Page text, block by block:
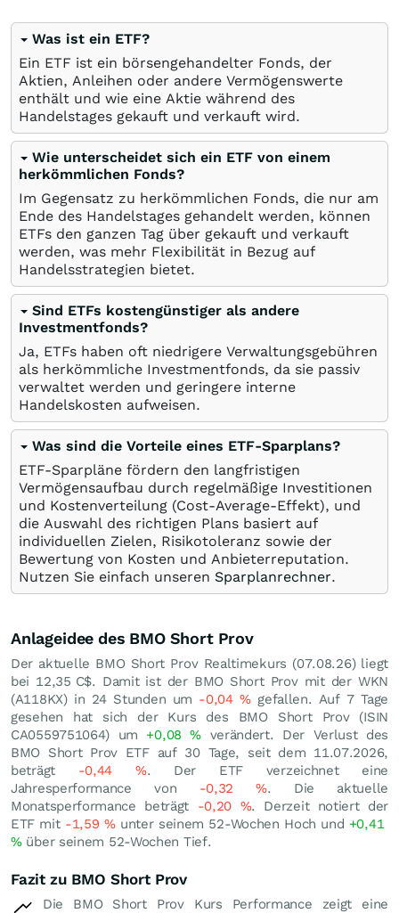
Was ist ein ETF?
Ein ETF ist ein börsengehandelter Fonds, der
Aktien, Anleihen oder andere Vermögenswerte
enthält und wie eine Aktie während des
Handelstages gekauft und verkauft wird.
Wie unterscheidet sich ein ETF von einem
herkömmlichen Fonds?
Im Gegensatz zu herkömmlichen Fonds, die nur am
Ende des Handelstages gehandelt werden, können
ETFs den ganzen Tag über gekauft und verkauft
werden, was mehr Flexibilität in Bezug auf
Handelsstrategien bietet.
Sind ETFs kostengünstiger als andere
Investmentfonds?
Ja, ETFs haben oft niedrigere Verwaltungsgebühren
als herkömmliche Investmentfonds, da sie passiv
verwaltet werden und geringere interne
Handelskosten aufweisen.
Was sind die Vorteile eines ETF-Sparplans?
ETF-Sparpläne fördern den langfristigen
Vermögensaufbau durch regelmäßige Investitionen
und Kostenverteilung (Cost-Average-Effekt), und
die Auswahl des richtigen Plans basiert auf
individuellen Zielen, Risikotoleranz sowie der
Bewertung von Kosten und Anbieterreputation.
Nutzen Sie einfach unseren Sparplanrechner.
Anlageidee des BMO Short Prov
Der aktuelle BMO Short Prov Realtimekurs (07.08.26) liegt
bei 12,35 C$. Damit ist der BMO Short Prov mit der WKN
(A118KX) in 24 Stunden um -0,04%gefallen. Auf 7 Tage
gesehen hat sich der Kurs des BMO Short Prov (ISIN
CA0559751064) um +0,08% verändert. Der Verlust des
BMO Short Prov ETF auf 30 Tage, seit dem 11.07.2026,
beträgt -0,44 %. Der ETF verzeichnet eine
Jahresperformance von -0,32%. Die aktuelle
Monatsperformance beträgt -0,20 %. Derzeit notiert der
ETF mit -1,59 %unter seinem 52-Wochen Hoch und +0,41
%über seinem 52-Wochen Tief.
Fazit zu BMO Short Prov
Die BMO Short Prov Kurs Performance zeigt eine